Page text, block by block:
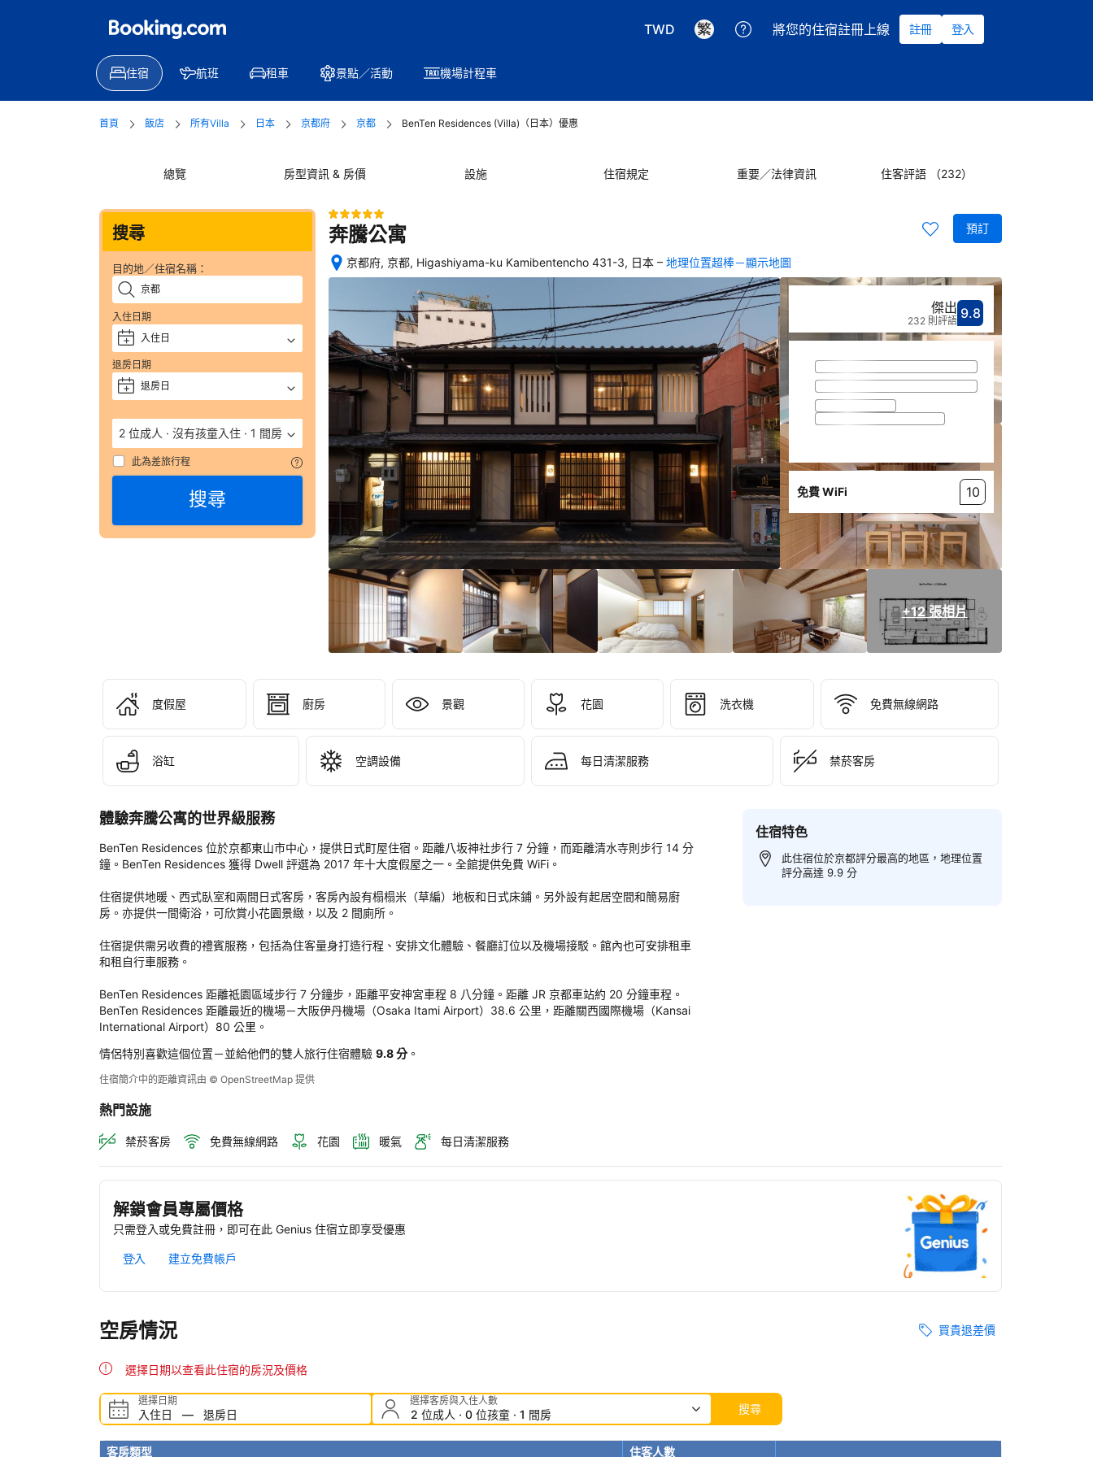
TWD 將您的住宿註冊上線 註冊 登入
住宿 航班 租車 景點／活動 機場計程車
首頁 飯店 所有Villa 日本 京都府 京都 BenTen Residences (Villa)（日本）優惠
總覽 房型資訊 & 房價 設施 住宿規定 重要／法律資訊 住客評語 （232）
搜尋
目的地／住宿名稱：
入住日期
+ 入住日
退房日期
+ 退房日
2 位成人 · 沒有孩童入住 · 1 間房
此為差旅行程
搜尋
預訂
奔騰公寓
京都府, 京都, Higashiyama-ku Kamibentencho 431-3, 日本
位
絕
—
獲
評
9.9/10！
數
彙
整
評
語）
由
實
入
公
寓
評
– 地理位置超棒－顯示地圖
+12 張相片
分數9.8分
9.8評比傑出
傑出
232 則評語
免費 WiFi 10
度假屋 廚房 景觀 花園 洗衣機 免費無線網路
浴缸 空調設備 每日清潔服務 禁菸客房
體驗奔騰公寓的世界級服務
BenTen Residences 位於京都東山市中心，提供日式町屋住宿。距離八坂神社步行 7 分鐘，而距離清水寺則步行 14 分
鐘。BenTen Residences 獲得 Dwell 評選為 2017 年十大度假屋之一。全館提供免費 WiFi。
住宿提供地暖、西式臥室和兩間日式客房，客房內設有榻榻米（草編）地板和日式床鋪。另外設有起居空間和簡易廚
房。亦提供一間衛浴，可欣賞小花園景緻，以及 2 間廁所。
住宿提供需另收費的禮賓服務，包括為住客量身打造行程、安排文化體驗、餐廳訂位以及機場接駁。館內也可安排租車
和租自行車服務。
BenTen Residences 距離祗園區域步行 7 分鐘步，距離平安神宮車程 8 八分鐘。距離 JR 京都車站約 20 分鐘車程。
BenTen Residences 距離最近的機場－大阪伊丹機場（Osaka Itami Airport）38.6 公里，距離關西國際機場（Kansai
International Airport）80 公里。
情侶特別喜歡這個位置－並給他們的雙人旅行住宿體驗 9.8 分 。
住宿簡介中的距離資訊由 © OpenStreetMap 提供
熱門設施
禁菸客房 免費無線網路 花園 暖氣 每日清潔服務
住宿特色
此住宿位於京都評分最高的地區，地理位置
評分高達 9.9 分
解鎖會員專屬價格
只需登入或免費註冊，即可在此 Genius 住宿立即享受優惠
登入 建立免費帳戶
空房情況 買貴退差價
選擇日期以查看此住宿的房況及價格
選擇日期
入住日 — 退房日
選擇客房與入住人數
2 位成人 · 0 位孩童 · 1 間房 搜尋
客房類型 住客人數